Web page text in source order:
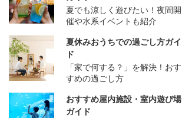
夏でも涼しく遊びたい！夜間開
催や水系イベントも紹介
夏休みおうちでの過ごし方ガイ
ド
「家で何する？」を解決！おす
すめの過ごし方
おすすめ屋内施設・室内遊び場
ガイド